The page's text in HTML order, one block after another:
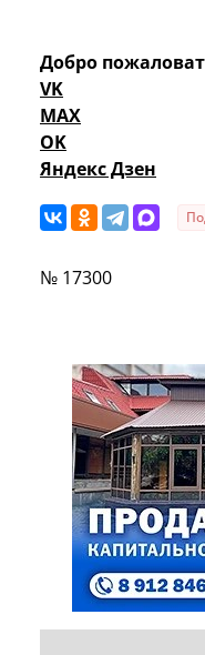
Добро
VK
MAX
OK
Яндекс Дзен
№ 17300